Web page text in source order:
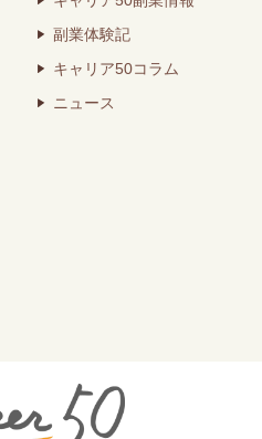
副業体験記
キャリア50コラム
ニュース